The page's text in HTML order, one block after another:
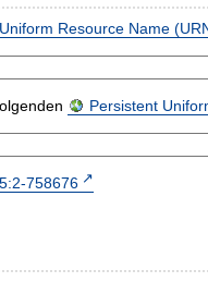
Uniform Resource Name
Persistent
758676